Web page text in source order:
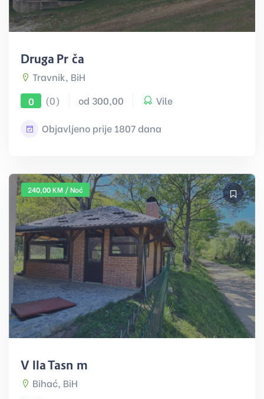
Druga Priča
Travnik, BiH
0
(0) od 300,00 Vile
Objavljeno prije 1807 dana
240,00 KM / Noć
Villa Tasnim
Bihać, BiH